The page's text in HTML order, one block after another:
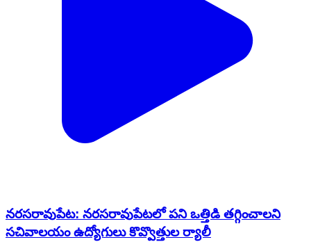
నరసరావుపేట: నరసరావుపేటలో పని ఒత్తిడి తగ్గించాలని
సచివాలయం ఉద్యోగులు కొవ్వొత్తుల ర్యాలీ